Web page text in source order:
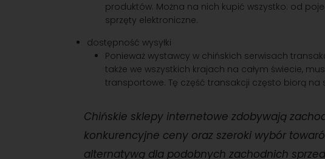
produktów. Można na nich kupić wszystko: od
sprzęty elektroniczne.
dostępność wysyłki
Ponieważ wystawcy w chińskich serwisach
także we wszystkich krajach na całym świecie,
transportowe. Tę część transakcji często biorą na
Chińskie sklepy internetowe zdobywają
konkurencyjne ceny oraz szeroki wybór
alternatywą dla podobnych zachodnich